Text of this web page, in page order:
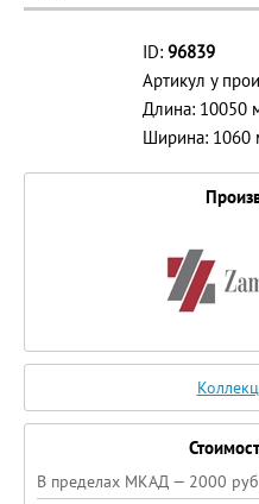
ID: 96839
Артикул у
Длина: 10050
Ширина: 1060
В пределах МКАД — 2000